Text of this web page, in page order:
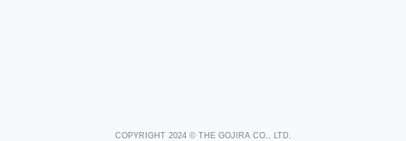
COPYRIGHT 2024 © THE GOJIRA CO., LTD.